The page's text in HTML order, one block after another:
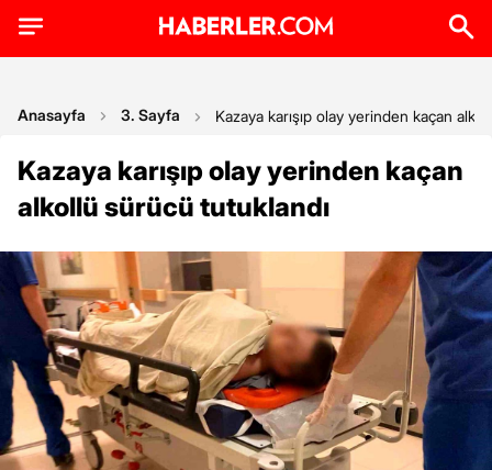
Anasayfa 3. Sayfa Kazaya karışıp olay yerinden kaçan
Kazaya karışıp olay yerinden kaçan
alkollü sürücü tutuklandı